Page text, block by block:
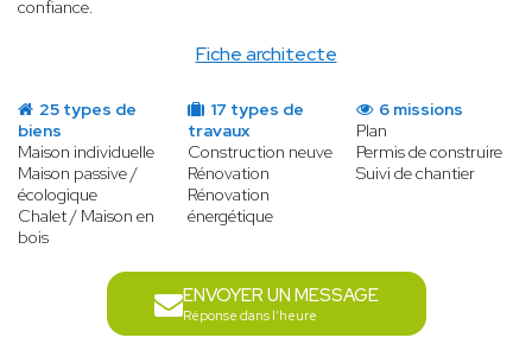
Fiche architecte
confiance.
25 types de
biens
Maison individuelle
Maison passive /
écologique
Chalet / Maison en
bois
17 types de
travaux
Construction neuve
Rénovation
Rénovation
énergétique
6 missions
Plan
Permis de construire
Suivi de chantier
ENVOYER UN MESSAGE
Réponse dans l'heure